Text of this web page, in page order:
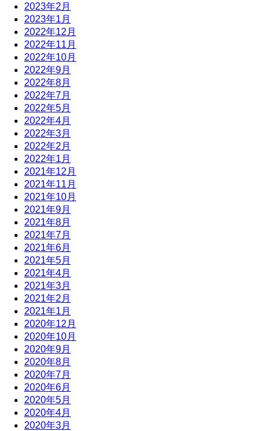
2023年2月
2023年1月
2022年12月
2022年11月
2022年10月
2022年9月
2022年8月
2022年7月
2022年5月
2022年4月
2022年3月
2022年2月
2022年1月
2021年12月
2021年11月
2021年10月
2021年9月
2021年8月
2021年7月
2021年6月
2021年5月
2021年4月
2021年3月
2021年2月
2021年1月
2020年12月
2020年10月
2020年9月
2020年8月
2020年7月
2020年6月
2020年5月
2020年4月
2020年3月